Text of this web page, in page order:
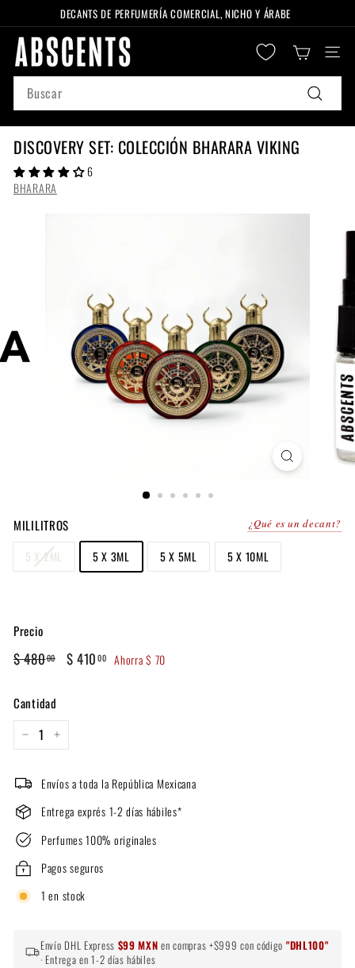
directamente
contenido
diapositivas
DECANTS DE PERFUMERÍA COMERCIAL, NICHO Y ÁRABE
A
B
S
C
E
N
T
S
Search
Buscar
DISCOVERY SET: COLECCIÓN BHARARA VIKING
6
BHARARA
MILILITROS ¿Qué es un decant?
5 X 2ML 5 X 3ML 5 X 5ML 5 X 10ML
Precio
Precio
$ 48000$
Precio
$ 410 00
$Ahorra $ 70
Cantidad
+
Envíos a toda la República Mexicana
Entrega exprés 1-2 días hábiles*
Perfumes 100% originales
Pagos seguros
1 en stock
Envío DHL Express $99 MXN en compras +$999 con código "DHL100"
· Entrega en 1-2 días hábiles